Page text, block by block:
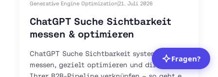
Generative Engine Optimization21. Juli 2026
ChatGPT Suche Sichtbarkeit
messen & optimieren
ChatGPT Suche Sichtbarkeit systematisch
messen, gezielt optimieren und direkt mit